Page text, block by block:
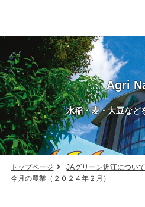
Agri
水稲・麦・大豆など
トップページ JAグリーン近江について
今月の農業（２０２４年２月）